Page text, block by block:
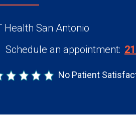
Health San Antonio
Schedule an appointment:
No Patient